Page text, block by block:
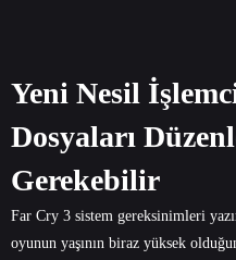
Yeni Nesil
Dosyaları
Gerekebilir
Far Cry 3 sistem gereksinimleri
oyunun yaşının biraz yüksek